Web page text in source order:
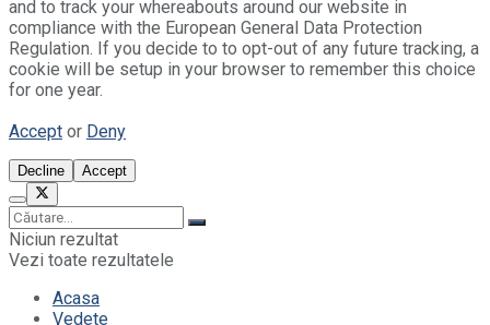
and to track your whereabouts around our website in
compliance with the European General Data Protection
Regulation. If you decide to to opt-out of any future tracking, a
cookie will be setup in your browser to remember this choice
for one year.
Accept or Deny
Decline Accept
Niciun rezultat
Vezi toate rezultatele
Acasa
Vedete